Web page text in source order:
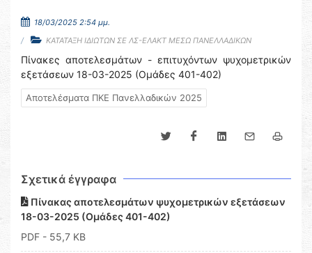
18/03/2025 2:54 μμ.
ΚΑΤΑΤΑΞΗ ΙΔΙΩΤΩΝ ΣΕ ΛΣ-ΕΛΑΚΤ ΜΕΣΩ ΠΑΝΕΛΛΑΔΙΚΩΝ
Πίνακες αποτελεσμάτων - επιτυχόντων ψυχομετρικών
εξετάσεων 18-03-2025 (Ομάδες 401-402)
Αποτελέσματα ΠΚΕ Πανελλαδικών 2025
Σχετικά έγγραφα
Πίνακας αποτελεσμάτων ψυχομετρικών εξετάσεων
18-03-2025 (Ομάδες 401-402)
PDF - 55,7 KB